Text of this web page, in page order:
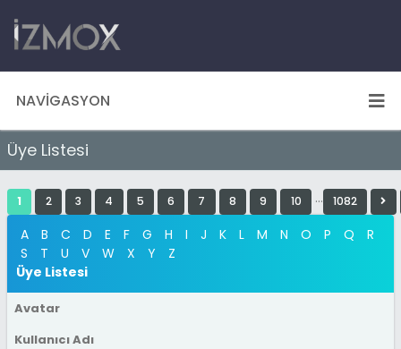
NAVIGASYON
Üye Listesi
1 2 3 4 5 6 7 8 9 10 … 1082
A B C D E F G H I J K L M N O P Q
R
S
T U V W X Y
Z
Üye Listesi
Avatar
Kullanıcı Adı